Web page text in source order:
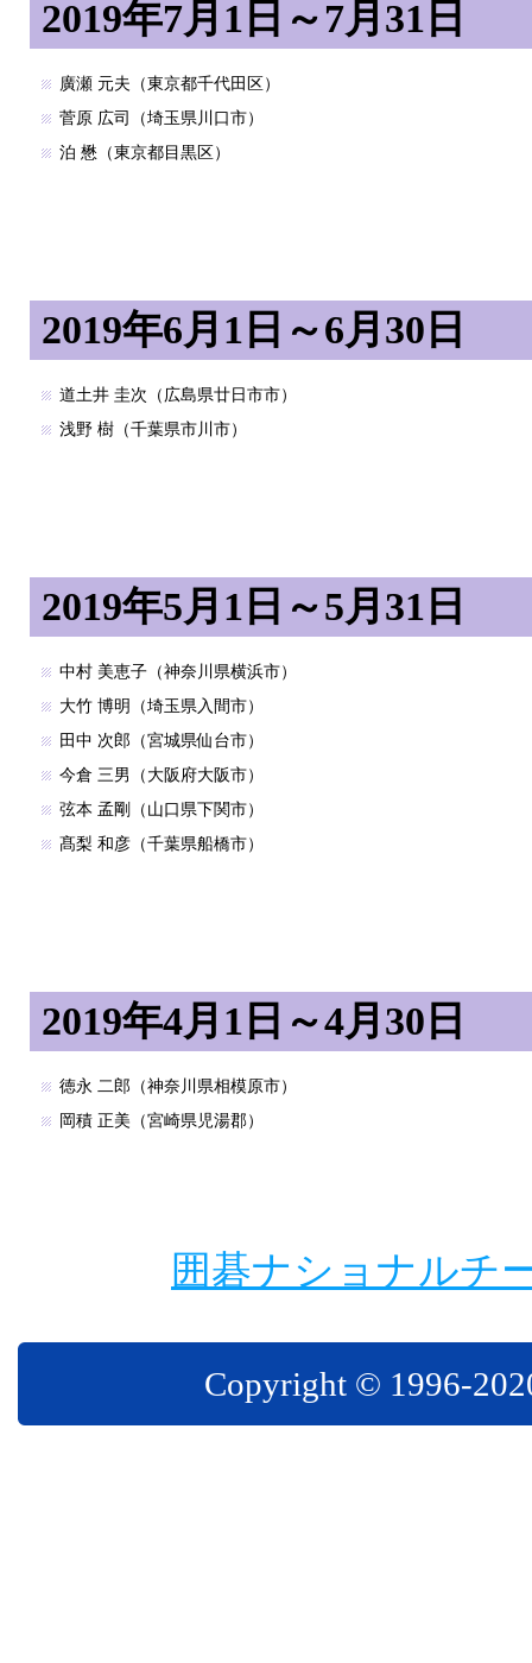
2019年7月1日～7月31日
廣瀬 元夫（東京都千代田区）
菅原 広司（埼玉県川口市）
泊 懋（東京都目黒区）
2019年6月1日～6月30日
道土井 圭次（広島県廿日市市）
浅野 樹（千葉県市川市）
2019年5月1日～5月31日
中村 美恵子（神奈川県横浜市）
大竹 博明（埼玉県入間市）
田中 次郎（宮城県仙台市）
今倉 三男（大阪府大阪市）
弦本 孟剛（山口県下関市）
髙梨 和彦（千葉県船橋市）
2019年4月1日～4月30日
徳永 二郎（神奈川県相模原市）
岡積 正美（宮崎県児湯郡）
囲碁ナショナルチ
Copyright © 1996-